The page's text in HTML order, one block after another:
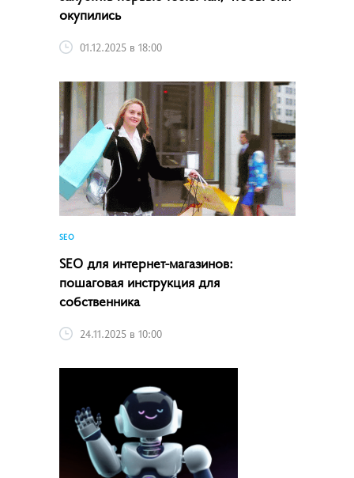
окупились
01.12.2025 в 18:00
SEO
SEO для интернет-магазинов:
пошаговая инструкция для
собственника
24.11.2025 в 10:00